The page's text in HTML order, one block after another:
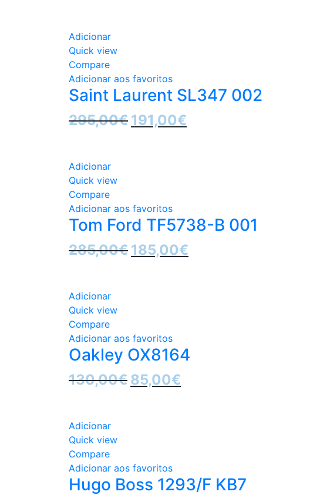
Adicionar
Quick view
Compare
Adicionar aos favoritos
Saint Laurent SL347 002
295,00€ O
preço
191,00€
preço
Adicionar
Quick view
Compare
Adicionar aos favoritos
Tom Ford TF5738-B 001
285,00€ O
preço
185,00€
preço
Adicionar
Quick view
Compare
Adicionar aos favoritos
Oakley OX8164
130,00€ O
preço
85,00€
preço
Adicionar
Quick view
Compare
Adicionar aos favoritos
Hugo Boss 1293/F KB7